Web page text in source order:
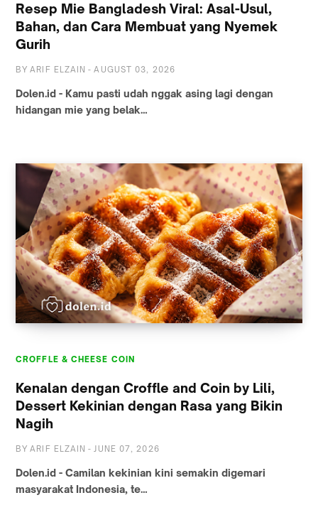
Resep Mie Bangladesh Viral: Asal-Usul,
Bahan, dan Cara Membuat yang Nyemek
Gurih
BY ARIF ELZAIN - AUGUST 03, 2026
Dolen.id - Kamu pasti udah nggak asing lagi dengan
hidangan mie yang belak…
CROFFLE & CHEESE COIN
Kenalan dengan Croffle and Coin by Lili,
Dessert Kekinian dengan Rasa yang Bikin
Nagih
BY ARIF ELZAIN - JUNE 07, 2026
Dolen.id - Camilan kekinian kini semakin digemari
masyarakat Indonesia, te…